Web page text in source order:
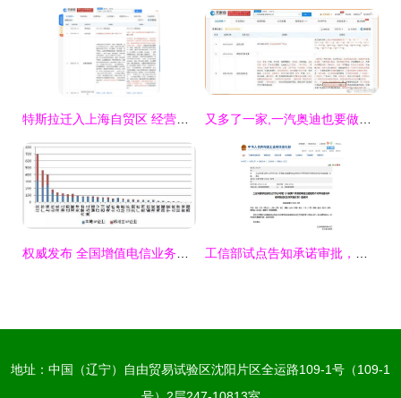
地址：中国（辽宁）自由贸易试验区沈阳片区全运路109-1号（109-1